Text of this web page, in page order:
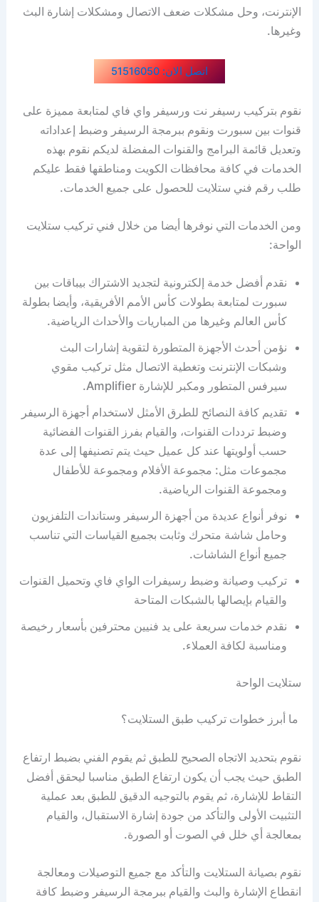
الإنترنت، وحل مشكلات ضعف الاتصال ومشكلات إشارة البث
وغيرها.
اتصل الان: 51516050
نقوم بتركيب رسيفر نت ورسيفر واي فاي لمتابعة مميزة على
قنوات بين سبورت ونقوم ببرمجة الرسيفر وضبط إعداداته
وتعديل قائمة البرامج والقنوات المفضلة لديكم نقوم بهذه
الخدمات في كافة محافظات الكويت ومناطقها فقط عليكم
طلب رقم فني ستلايت للحصول على جميع الخدمات.
ومن الخدمات التي نوفرها أيضا من خلال فني تركيب ستلايت
الواحة:
نقدم أفضل خدمة إلكترونية لتجديد الاشتراك بيباقات بين
سبورت لمتابعة بطولات كأس الأمم الأفريقية، وأيضا بطولة
كأس العالم وغيرها من المباريات والأحداث الرياضية.
نؤمن أحدث الأجهزة المتطورة لتقوية إشارات البث
وشبكات الإنترنت وتغطية الاتصال مثل تركيب مقوي
سيرفس المتطور ومكبر للإشارة Amplifier.
تقديم كافة النصائح للطرق الأمثل لاستخدام أجهزة الرسيفر
وضبط ترددات القنوات، والقيام بفرز القنوات الفضائية
حسب أولويتها عند كل عميل حيث يتم تصنيفها إلى عدة
مجموعات مثل: مجموعة الأفلام ومجموعة للأطفال
ومجموعة القنوات الرياضية.
نوفر أنواع عديدة من أجهزة الرسيفر وستاندات التلفزيون
وحامل شاشة متحرك وثابت بجميع القياسات التي تناسب
جميع أنواع الشاشات.
تركيب وصيانة وضبط رسيفرات الواي فاي وتحميل القنوات
والقيام بإيصالها بالشبكات المتاحة
نقدم خدمات سريعة على يد فنيين محترفين بأسعار رخيصة
ومناسبة لكافة العملاء.
ستلايت الواحة
ما أبرز خطوات تركيب طبق الستلايت؟
نقوم بتحديد الاتجاه الصحيح للطبق ثم يقوم الفني بضبط ارتفاع
الطبق حيث يجب أن يكون ارتفاع الطبق مناسبا ليحقق أفضل
التقاط للإشارة، ثم يقوم بالتوجيه الدقيق للطبق بعد عملية
التثبيت الأولى والتأكد من جودة إشارة الاستقبال، والقيام
بمعالجة أي خلل في الصوت أو الصورة.
نقوم بصيانة الستلايت والتأكد مع جميع التوصيلات ومعالجة
انقطاع الإشارة والبث والقيام ببرمجة الرسيفر وضبط كافة